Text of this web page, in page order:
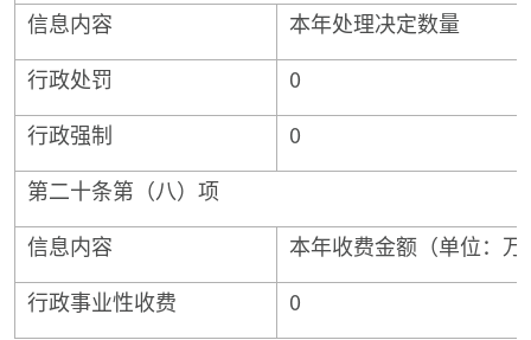
信息内容
本年处理决定数量
行政处罚
0
行政强制
0
第二十条第（八）项
信息内容
本年收费金额（单位：万
行政事业性收费
0